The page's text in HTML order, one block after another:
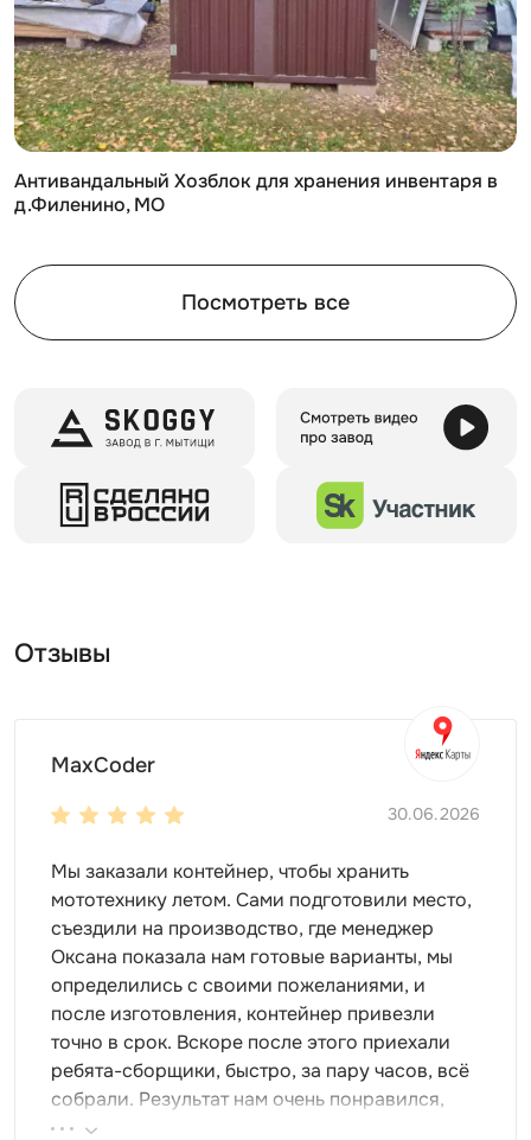
Антивандальный Хозблок для хранения инвентаря в
д.Филенино, МО
Посмотреть все
Отзывы
MaxCoder
30.06.2026
Мы заказали контейнер, чтобы хранить
мототехнику летом. Сами подготовили место,
съездили на производство, где менеджер
Оксана показала нам готовые варианты, мы
определились с своими пожеланиями, и
после изготовления, контейнер привезли
точно в срок. Вскоре после этого приехали
ребята-сборщики, быстро, за пару часов, всё
собрали. Результат нам очень понравился,
поэтому всем советуем эту фирму.